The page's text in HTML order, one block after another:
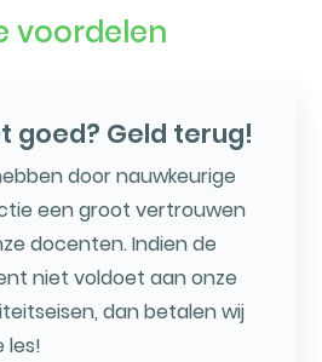
voordelen
goed? Geld terug!
door nauwkeurige
een groot vertrouwen
docenten. Indien de
niet voldoet aan onze
dan betalen wij
les!